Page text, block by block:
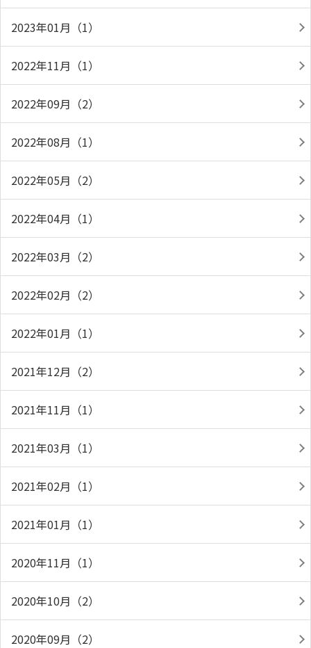
2023年01月（1）
2022年11月（1）
2022年09月（2）
2022年08月（1）
2022年05月（2）
2022年04月（1）
2022年03月（2）
2022年02月（2）
2022年01月（1）
2021年12月（2）
2021年11月（1）
2021年03月（1）
2021年02月（1）
2021年01月（1）
2020年11月（1）
2020年10月（2）
2020年09月（2）